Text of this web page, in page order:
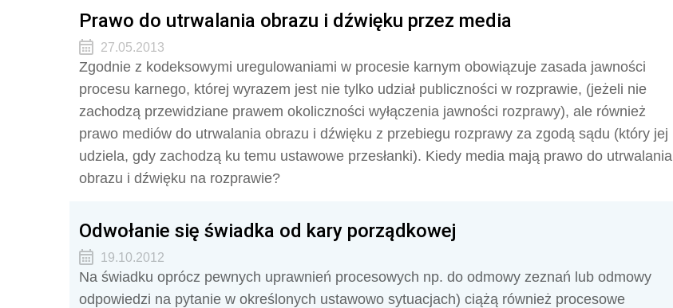
Prawo do utrwalania obrazu i dźwięku przez media
27.05.2013
Zgodnie z kodeksowymi uregulowaniami w procesie karnym obowiązuje zasada jawności
procesu karnego, której wyrazem jest nie tylko udział publiczności w rozprawie, (jeżeli nie
zachodzą przewidziane prawem okoliczności wyłączenia jawności rozprawy), ale również
prawo mediów do utrwalania obrazu i dźwięku z przebiegu rozprawy za zgodą sądu (który jej
udziela, gdy zachodzą ku temu ustawowe przesłanki). Kiedy media mają prawo do utrwalania
obrazu i dźwięku na rozprawie?
Odwołanie się świadka od kary porządkowej
19.10.2012
Na świadku oprócz pewnych uprawnień procesowych np. do odmowy zeznań lub odmowy
odpowiedzi na pytanie w określonych ustawowo sytuacjach) ciążą również procesowe